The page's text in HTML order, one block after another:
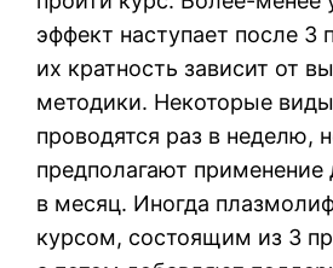
эффект наступает после 3
их кратность зависит от
методики. Некоторые виды
проводятся раз в неделю,
предполагают применение
в месяц. Иногда
курсом, состоящим из 3